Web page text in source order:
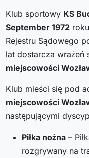
Klub sportowy KS
September 1972
Rejestru Sądowego
lat dostarcza wrażeń
miejscowości
Klub mieści się pod
miejscowości
następującymi
Piłka nożna –
rozgrywany na